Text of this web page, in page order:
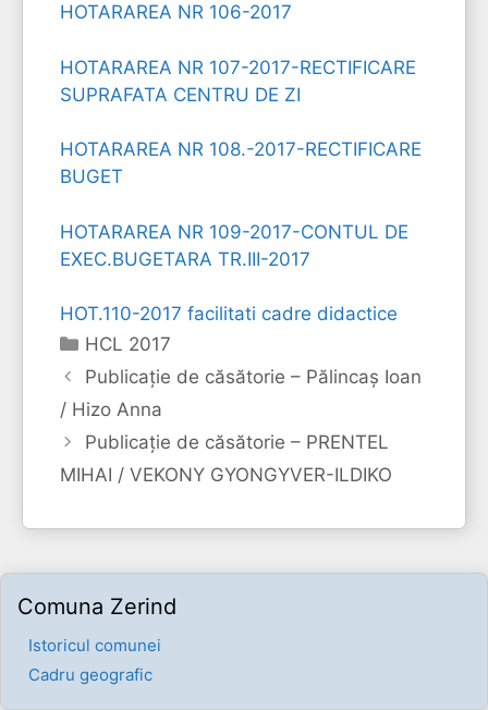
HOTARAREA NR 106-2017
HOTARAREA NR 107-2017-RECTIFICARE
SUPRAFATA CENTRU DE ZI
HOTARAREA NR 108.-2017-RECTIFICARE
BUGET
HOTARAREA NR 109-2017-CONTUL DE
EXEC.BUGETARA TR.III-2017
HOT.110-2017 facilitati cadre didactice
Categorii
HCL 2017
Publicaţie de căsătorie – Pălincaș Ioan
/ Hizo Anna
Publicaţie de căsătorie – PRENTEL
MIHAI / VEKONY GYONGYVER-ILDIKO
Comuna Zerind
Istoricul comunei
Cadru geografic